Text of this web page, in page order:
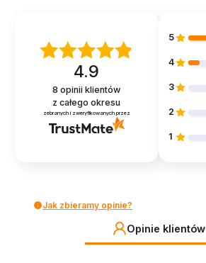
4.9
8 opinii klientów
z całego okresu
zebranych i zweryfikowanych przez
5
4
3
2
1
Jak zbieramy opinie?
Opinie klientów